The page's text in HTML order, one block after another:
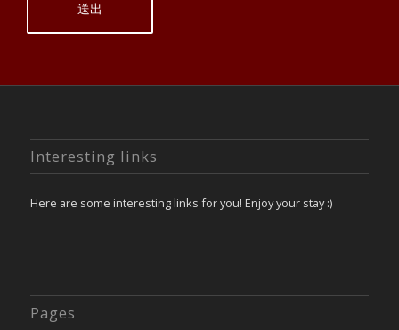
Interesting links
Here are some interesting links for you! Enjoy your stay :)
Pages